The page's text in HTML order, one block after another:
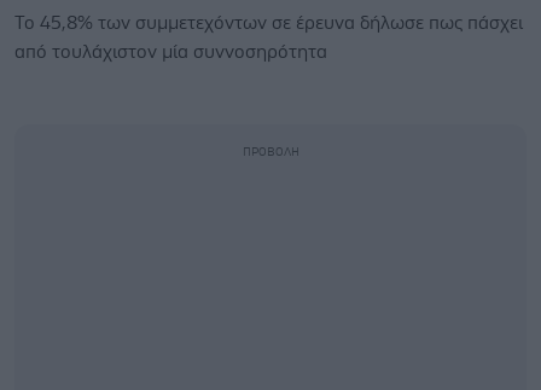
Το 45,8% των συμμετεχόντων σε έρευνα δήλωσε πως πάσχει
από τουλάχιστον μία συννοσηρότητα